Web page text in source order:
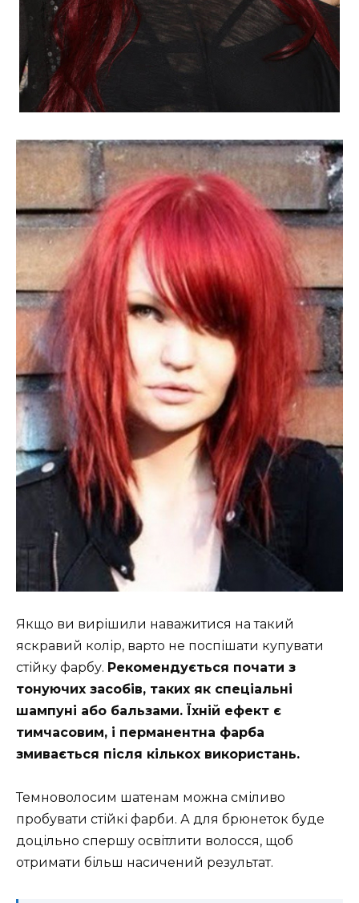
Якщо ви вирішили наважитися на такий
яскравий колір, варто не поспішати купувати
стійку фарбу. Рекомендується почати з
тонуючих засобів, таких як спеціальні
шампуні або бальзами. Їхній ефект є
тимчасовим, і перманентна фарба
змивається після кількох використань.
Темноволосим шатенам можна сміливо
пробувати стійкі фарби. А для брюнеток буде
доцільно спершу освітлити волосся, щоб
отримати більш насичений результат.